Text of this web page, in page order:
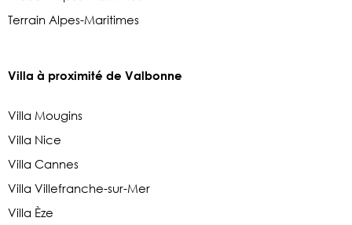
Terrain Alpes-Maritimes
Villa à proximité de Valbonne
Villa Mougins
Villa Nice
Villa Cannes
Villa Villefranche-sur-Mer
Villa Èze